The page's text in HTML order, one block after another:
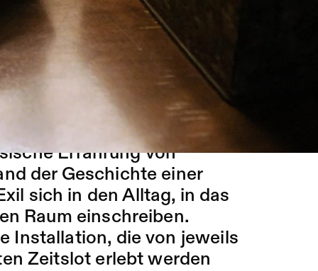
Zaraas fünfjährige Tochter
Da er nicht mit ihr
ihr zu bringen – und baute
Die seit 2022 weltweit
2023 ausgezeichnete
Erfahrung von
der Geschichte einer
sich in den Alltag, in das
Raum einschreiben.
Installation, die von jeweils
Zeitslot erlebt werden